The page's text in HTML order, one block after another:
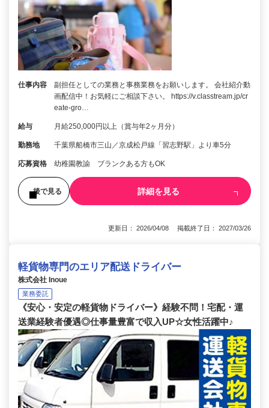
仕事内容
副担任としての業務と事務業務をお願いします。 会社紹介動
画配信中！お気軽にご相談下さい。 https://v.classtream.jp/cr
eate-gro…
給与 月給250,000円以上（賞与年2ヶ月分）
勤務地 千葉県船橋市三山／京成松戸線「習志野駅」より車5分
応募資格 幼稚園教諭 ブランクある方もOK
後で見る 詳細を見る
更新日： 2026/04/08 掲載終了日： 2027/03/26
軽貨物専門のエリア配送ドライバー
株式会社 Inoue
業務委託
《安心・安定の軽貨物ドライバー》経験不問！宅配・運
送業経験者優遇◎仕事量豊富で収入UP☆女性活躍中♪